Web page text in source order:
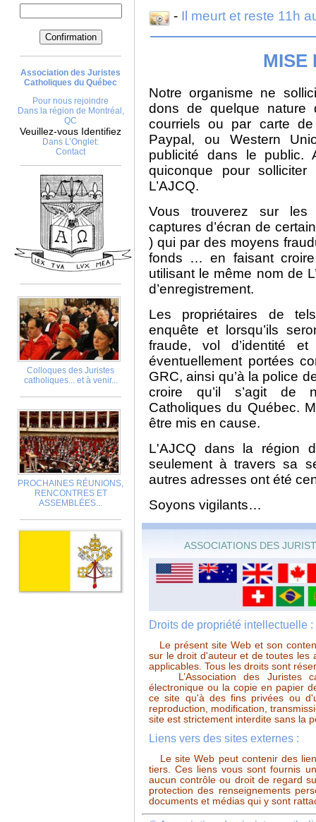
Association des Juristes
Catholiques du Québec
Pour nous rejoindre
Dans la région de Montréal,
QC
Veuillez-vous Identifiez
Dans L’Onglet:
Contact
Colloques des Juristes
catholiques... et à venir...
PROCHAINES RÉUNIONS,
RENCONTRES ET
ASSEMBLÉES...
- Il meurt et reste 11h
MISE
Notre organisme ne
dons de quelque
courriels ou par carte
Paypal, ou Western
publicité dans le public.
quiconque pour
L’AJCQ.
Vous trouverez sur les
captures d’écran de
) qui par des moyens
fonds … en faisant
utilisant le même nom de
d’enregistrement.
Les propriétaires de
enquête et lorsqu’ils
fraude, vol d’identité et
éventuellement portées
GRC, ainsi qu’à la police
croire qu’il s’agit de
Catholiques du Québec.
être mis en cause.
L'AJCQ dans la région
seulement à travers sa
autres adresses ont été
Soyons vigilants…
ASSOCIATIONS DES
Droits de propriété intellectuelle :
Le présent site Web et son
sur le droit d'auteur et de toutes les
applicables. Tous les droits sont
L’Association des Juristes
électronique ou la copie en papier
ce site qu'à des fins privées ou
reproduction, modification,
site est strictement interdite sans la
Liens vers des sites externes :
Le site Web peut contenir des
tiers. Ces liens vous sont fournis
aucun contrôle ou droit de regard
protection des renseignements
documents et médias qui y sont